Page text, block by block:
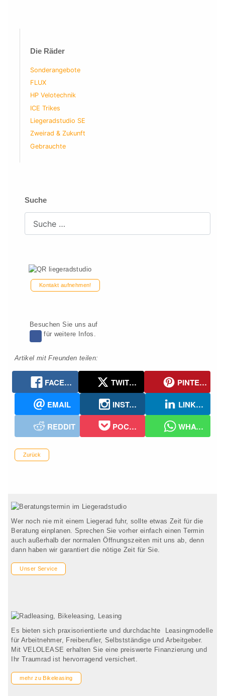
Die Räder
Sonderangebote
FLUX
HP Velotechnik
ICE Trikes
Liegeradstudio SE
Zweirad & Zukunft
Gebrauchte
Suche
Kontakt aufnehmen!
Besuchen Sie uns auf
für weitere Infos.
Artikel mit Freunden teilen:
FACEBOOK TWITTER
PINTEREST
EMAIL
INSTAGRAM
LINKEDIN
REDDIT
POCKET WHATSAPP
Zurück
Wer noch nie mit einem Liegerad fuhr, sollte etwas Zeit für die
Beratung einplanen. Sprechen Sie vorher einfach einen Termin
auch außerhalb der normalen Öffnungszeiten mit uns ab, denn
dann haben wir garantiert die nötige Zeit für Sie.
Unser Service
Es bieten sich praxisorientierte und durchdachte Leasingmodelle
für Arbeitnehmer, Freiberufler, Selbstständige und Arbeitgeber.
Mit VELOLEASE erhalten Sie eine preiswerte Finanzierung und
Ihr Traumrad ist hervorragend versichert.
mehr zu Bikeleasing